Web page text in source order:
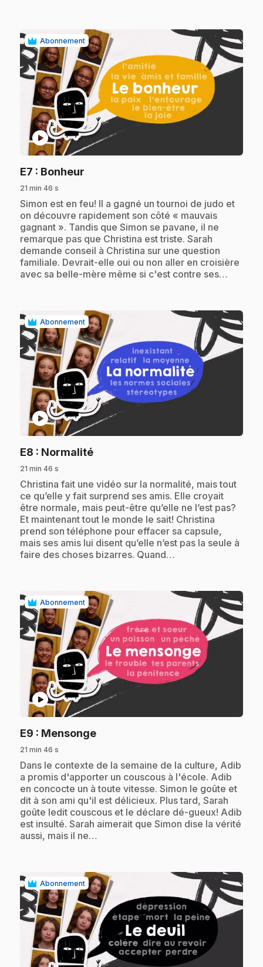
Abonnement
play_circle
E7 : Bonheur
21 min 46 s
.Simon est en feu! Il a gagné un tournoi de judo et
on découvre rapidement son côté « mauvais
gagnant ». Tandis que Simon se pavane, il ne
remarque pas que Christina est triste. Sarah
demande conseil à Christina sur une question
familiale. Devrait-elle oui ou non aller en croisière
avec sa belle-mère même si c'est contre ses…
Abonnement
play_circle
E8 : Normalité.
21 min 46 s
.Christina fait une vidéo sur la normalité, mais tout
ce qu’elle y fait surprend ses amis. Elle croyait
être normale, mais peut-être qu’elle ne l’est pas?
Et maintenant tout le monde le sait! Christina
prend son téléphone pour effacer sa capsule,
mais ses amis lui disent qu’elle n’est pas la seule à
faire des choses bizarres. Quand…
Abonnement
play_circle
E9 : Mensonge.
21 min 46 s
.Dans le contexte de la semaine de la culture, Adib
a promis d'apporter un couscous à l'école. Adib
en concocte un à toute vitesse. Simon le goûte et
dit à son ami qu'il est délicieux. Plus tard, Sarah
goûte ledit couscous et le déclare dé-gueux! Adib
est insulté. Sarah aimerait que Simon dise la vérité
aussi, mais il ne…
Abonnement